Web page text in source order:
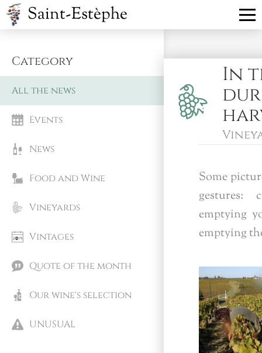
Saint-Estèphe
Category
All the news
Events
News
Food and Wine
Vineyards
Vintages
Quote of the month
Our wine's selection
UNUSUAL
In
Some
gestures:
emptying
emptying